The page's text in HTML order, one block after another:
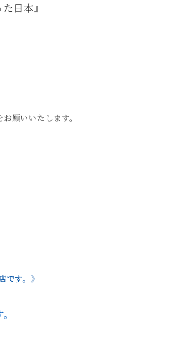
日本』
願いいたします。
す。》